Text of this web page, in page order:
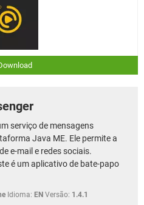
serviço de mensagens
Java ME. Ele permite a
e-mail e redes sociais.
é um aplicativo de bate-papo
Idioma: EN Versão: 1.4.1